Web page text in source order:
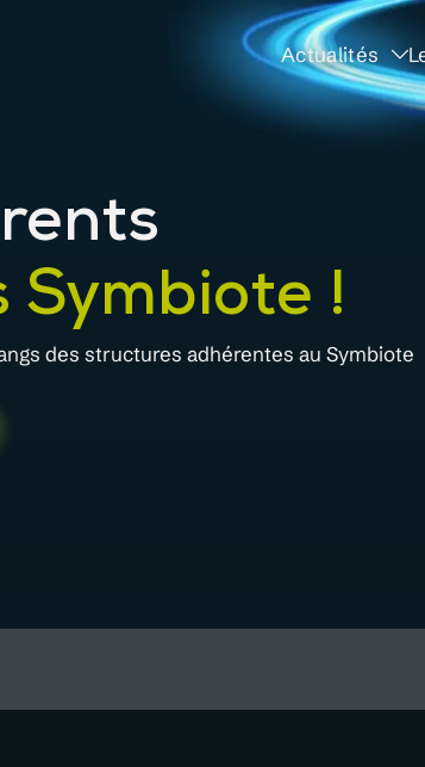
Actualités
Symbiote !
des structures adhérentes au Symbiote